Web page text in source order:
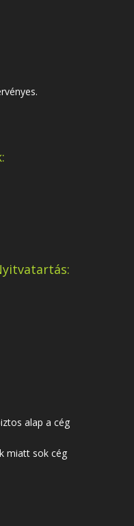
alap a cég
miatt sok cég